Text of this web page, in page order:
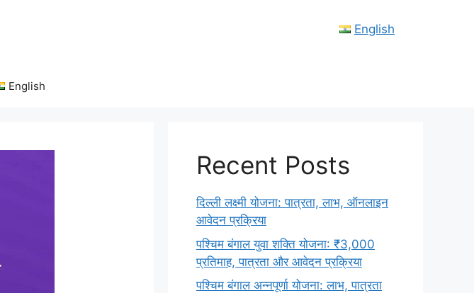
English
English
Recent Posts
दिल्ली लक्ष्मी योजना: पात्रता, लाभ, ऑनलाइन
आवेदन प्रक्रिया
पश्चिम बंगाल युवा शक्ति योजना: ₹3,000
प्रतिमाह, पात्रता और आवेदन प्रक्रिया
पश्चिम बंगाल अन्नपूर्णा योजना: लाभ, पात्रता